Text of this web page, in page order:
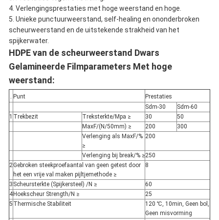
4. Verlengingsprestaties met hoge weerstand en hoge.
5. Unieke punctuurweerstand, self-healing en ononderbroken
scheurweerstand en de uitstekende strakheid van het
spijkerwater.
HDPE van de scheurweerstand Dwars
Gelamineerde Filmparameters Met hoge
weerstand:
. Punt
Prestaties
Sdm-30
Sdm-60
1 Trekbezit Treksterkte/Mpa ≥ 30
50
MaxF/(N/50mm) ≥
200
300
Verlenging als MaxF/%
≥
200
Verlenging bij break/% ≥250
2Gebroken steekproefaantal van geen getest door
het een vrije val maken pijltjemethode ≥
8
3 Scheursterkte (Spijkersteel) /N ≥
60
4 Hoekscheur Strength/N ≥
25
5 Thermische Stabiliteit
120 ℃, 10min, Geen bol,
Geen misvorming